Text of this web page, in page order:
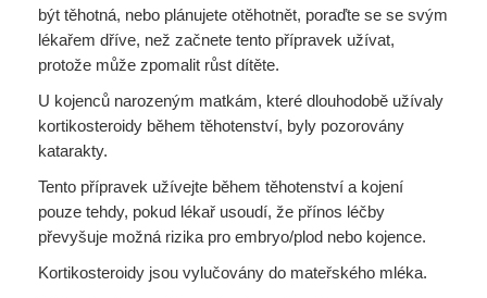
být těhotná, nebo plánujete otěhotnět, poraďte se se svým
lékařem dříve, než začnete tento přípravek užívat,
protože může zpomalit růst dítěte.
U kojenců narozeným matkám, které dlouhodobě užívaly
kortikosteroidy během těhotenství, byly pozorovány
katarakty.
Tento přípravek užívejte během těhotenství a kojení
pouze tehdy, pokud lékař usoudí, že přínos léčby
převyšuje možná rizika pro embryo/plod nebo kojence.
Kortikosteroidy jsou vylučovány do mateřského mléka.